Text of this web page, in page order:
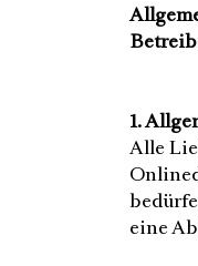
1.
Alle
eine